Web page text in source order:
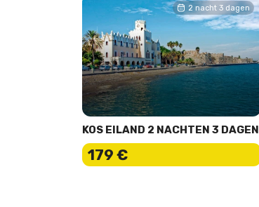
2 nacht 3 dagen
KOS EILAND 2 NACHTEN 3 DAGEN
179 €